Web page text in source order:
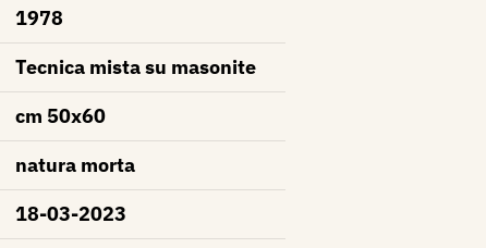
1978
Tecnica mista su masonite
cm 50x60
natura morta
18-03-2023